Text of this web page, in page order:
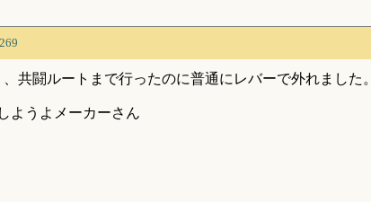
共闘ルートまで行ったのに普通にレバーで外れました。
ようよメーカーさん